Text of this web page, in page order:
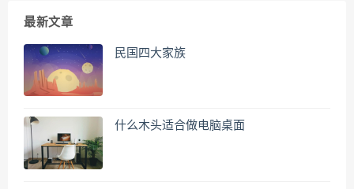
最新文章
民国四大家族
什么木头适合做电脑桌面